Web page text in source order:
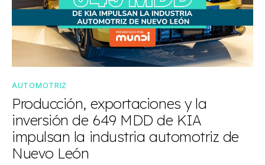
AUTOMOTRIZ
Producción, exportaciones y la
inversión de 649 MDD de KIA
impulsan la industria automotriz de
Nuevo León